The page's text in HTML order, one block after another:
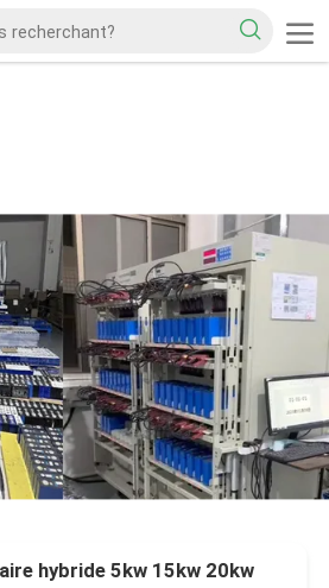
hybride 5kw 15kw 20kw